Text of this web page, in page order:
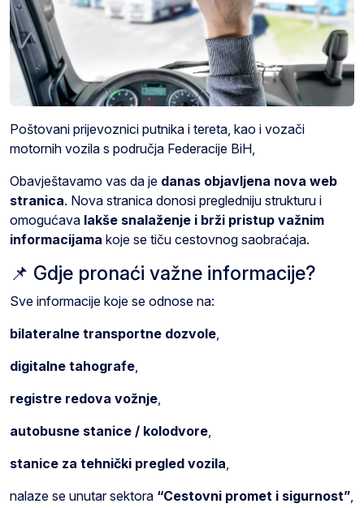
Poštovani prijevoznici putnika i tereta, kao i vozači
motornih vozila s područja Federacije BiH,
Obavještavamo vas da je danas objavljena nova web
stranica. Nova stranica donosi pregledniju strukturu i
omogućava lakše snalaženje i brži pristup važnim
informacijama koje se tiču cestovnog saobraćaja.
📌 Gdje pronaći važne informacije?
Sve informacije koje se odnose na:
bilateralne transportne dozvole,
digitalne tahografe,
registre redova vožnje,
autobusne stanice / kolodvore,
stanice za tehnički pregled vozila,
nalaze se unutar sektora “Cestovni promet i sigurnost”,